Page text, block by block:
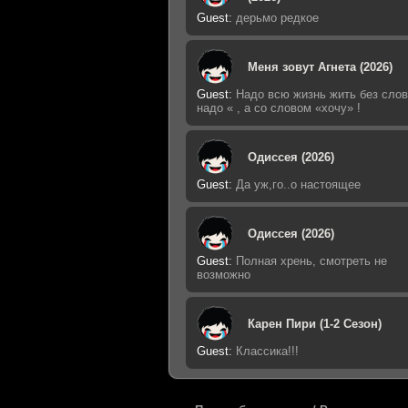
Guest: дерьмо редкое
Меня зовут Агнета (2026)
Guest: Надо всю жизнь жить без
надо « , а со словом «хочу» !
Одиссея (2026)
Guest: Да уж,го..о настоящее
Одиссея (2026)
Guest: Полная хрень, смотреть не
возможно
Карен Пири (1-2 Сезон)
Guest: Классика!!!